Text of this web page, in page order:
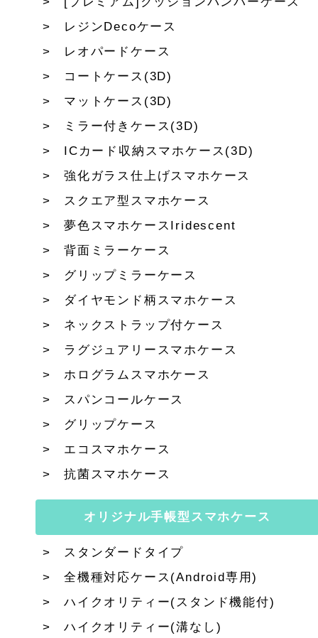
レジンDecoケース
レオパードケース
コートケース(3D)
マットケース(3D)
ミラー付きケース(3D)
ICカード収納スマホケース(3D)
強化ガラス仕上げスマホケース
スクエア型スマホケース
夢色スマホケースIridescent
背面ミラーケース
グリップミラーケース
ダイヤモンド柄スマホケース
ネックストラップ付ケース
ラグジュアリースマホケース
ホログラムスマホケース
スパンコールケース
グリップケース
エコスマホケース
抗菌スマホケース
オリジナル手帳型スマホケース
スタンダードタイプ
全機種対応ケース(Android専用)
ハイクオリティー(スタンド機能付)
ハイクオリティー(溝なし)